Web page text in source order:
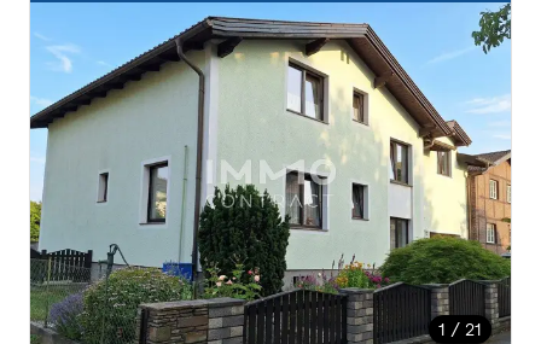
1 / 21